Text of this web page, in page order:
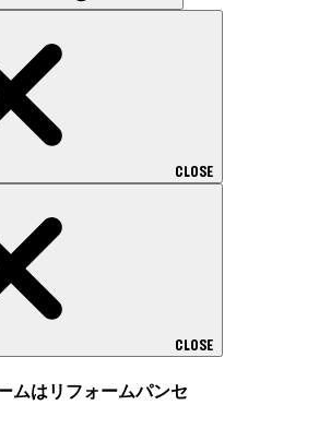
CLOSE
CLOSE
ムはリフォームパンセ